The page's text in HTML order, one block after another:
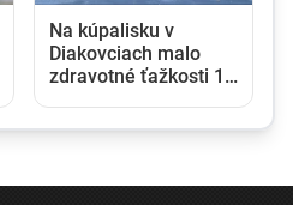
Na kúpalisku v
Diakovciach malo
zdravotné ťažkosti 16